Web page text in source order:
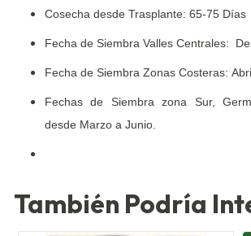
Cosecha desde Trasplante: 65-75 Días
Fecha de Siembra Valles Centrales:
Fecha de Siembra Zonas Costeras:
Fechas de Siembra zona Sur,
desde Marzo a Junio.
También Podría